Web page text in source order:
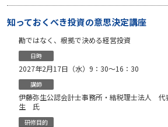
知っておくべき投資の意思決定講座
勘ではなく、根拠で決める経営投資
日時
2027年2月17日（水）9：30〜16：30
講師
伊藤弥生公認会計士事務所・結税理士法人
生 氏
研修目的